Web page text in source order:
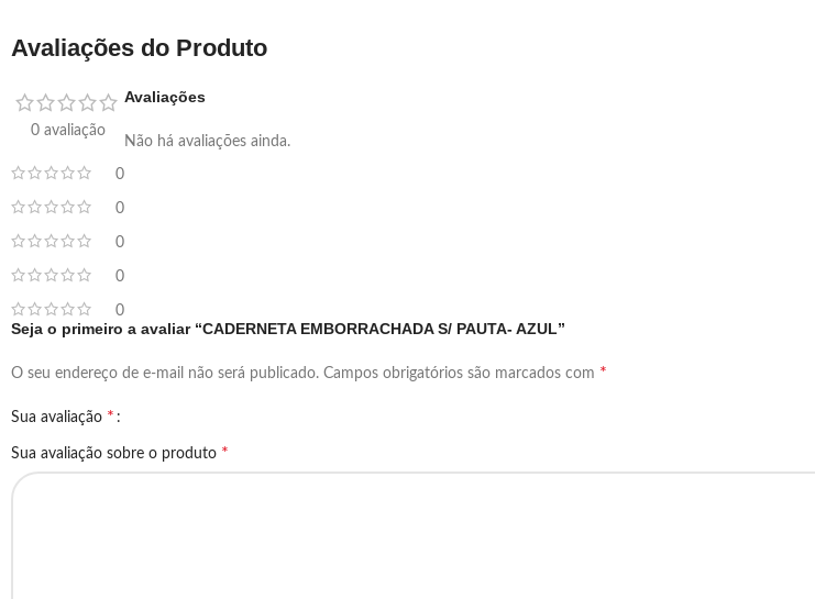
Avaliações do Produto
0 avaliação
0
0
0
0
0
Avaliações
Não há avaliações ainda.
Seja o primeiro a avaliar “CADERNETA EMBORRACHADA S/ PAUTA- AZUL”
O seu endereço de e-mail não será publicado. Campos obrigatórios são marcados com *
Sua avaliação *
Sua avaliação sobre o produto *